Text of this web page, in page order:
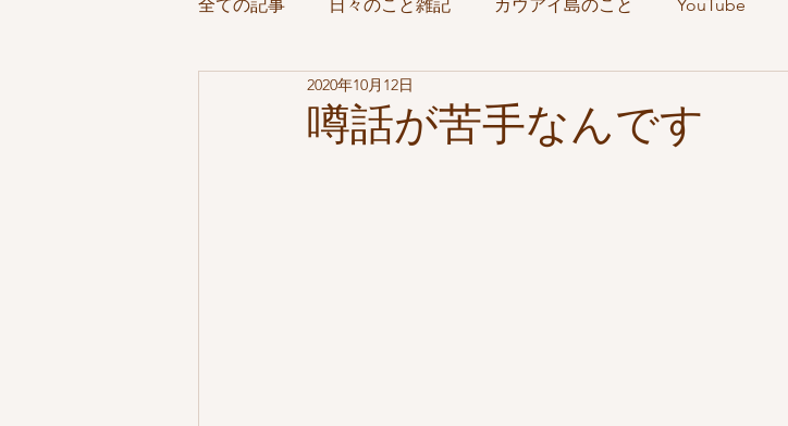
全ての記事 日々のこと雑記 カウアイ島のこと YouTube
Full Moon 美味しいもの
噂話が苦手なんです
2020年10月12日